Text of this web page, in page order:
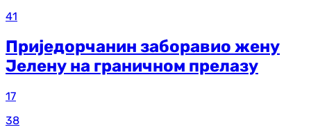
41
Приједорчанин заборавио жену
Јелену на граничном прелазу
17
38